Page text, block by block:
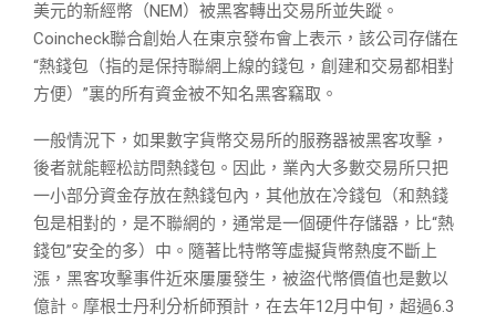
美元的新經幣（NEM）被黑客轉出交易所並失蹤。
Coincheck聯合創始人在東京發布會上表示，該公司存儲在
“熱錢包（指的是保持聯網上線的錢包，創建和交易都相對
方便）”裏的所有資金被不知名黑客竊取。
一般情況下，如果數字貨幣交易所的服務器被黑客攻擊，
後者就能輕松訪問熱錢包。因此，業內大多數交易所只把
一小部分資金存放在熱錢包內，其他放在冷錢包（和熱錢
包是相對的，是不聯網的，通常是一個硬件存儲器，比“熱
錢包”安全的多）中。隨著比特幣等虛擬貨幣熱度不斷上
漲，黑客攻擊事件近來屢屢發生，被盜代幣價值也是數以
億計。摩根士丹利分析師預計，在去年12月中旬，超過6.3